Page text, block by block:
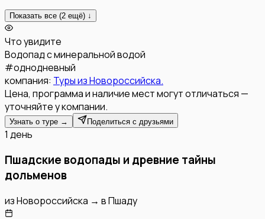
Показать все (2 ещё) ↓
Что увидите
Водопад с минеральной водой
#однодневный
компания: Туры из Новороссийска.
Цена, программа и наличие мест могут отличаться —
уточняйте у компании.
Узнать о туре → Поделиться с друзьями
1 день
Пшадские водопады и древние тайны
дольменов
изНовороссийска → вПшаду